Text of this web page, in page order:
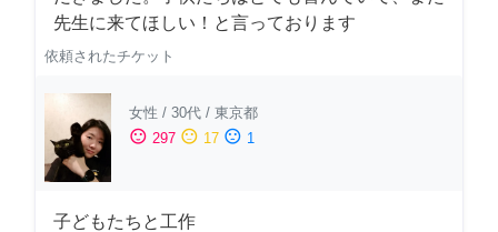
先生に来てほしい！と言っております
依頼されたチケット
女性 / 30代 / 東京都
sentiment_satisfied 297 sentiment_neutral 17 sentiment_dissatisfied 1
子どもたちと工作